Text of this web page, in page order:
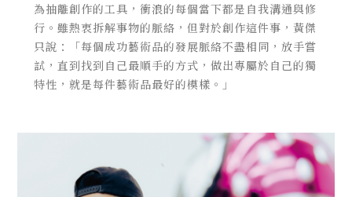
為抽離創作的工具，衝浪的每個當下都是自我溝通與修
行。雖熱衷拆解事物的脈絡，但對於創作這件事，黃傑
只說：「每個成功藝術品的發展脈絡不盡相同，放手嘗
試，直到找到自己最順手的方式，做出專屬於自己的獨
特性，就是每件藝術品最好的模樣。」